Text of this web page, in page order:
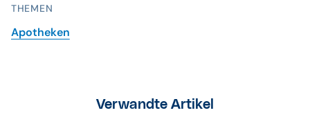
THEMEN
Apotheken
Verwandte Artikel